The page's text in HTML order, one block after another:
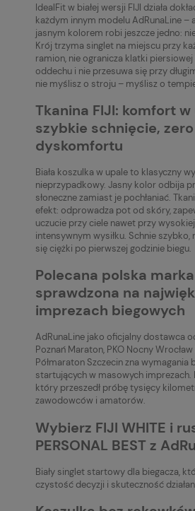
IdealFit w białej wersji FIJI działa
każdym innym modelu AdRunaLine –
jasnym kolorem robi jeszcze jedno:
Krój trzyma singlet na miejscu przy
ramion, nie ogranicza klatki piersiowej
oddechu i nie przesuwa się przy
nie myślisz o stroju – myślisz o
Tkanina FIJI: komfort w
szybkie schnięcie, zero
dyskomfortu
Biała koszulka w upale to klasyczny
nieprzypadkowy. Jasny kolor odbija
słoneczne zamiast je pochłaniać.
efekt: odprowadza pot od skóry,
uczucie przy ciele nawet przy
intensywnym wysiłku. Schnie szybko,
się ciężki po pierwszej godzinie biegu.
Polecana polska
sprawdzona na
imprezach biegowych
AdRunaLine jako oficjalny dostawca
Poznań Maraton, PKO Nocny
Półmaraton Szczecin zna wymagania
startujących w masowych imprezach.
który przeszedł próbę tysięcy
zawodowców i amatorów.
Wybierz FIJI WHITE i
PERSONAL BEST z
Biały singlet startowy dla biegacza,
czystość decyzji i skuteczność